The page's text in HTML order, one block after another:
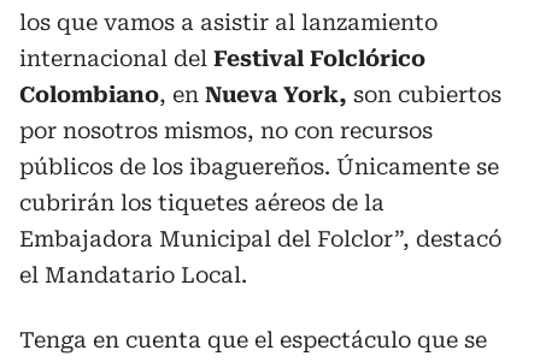
los que vamos a asistir al lanzamiento
internacional del Festival Folclórico
Colombiano, en Nueva York, son cubiertos
por nosotros mismos, no con recursos
públicos de los ibaguereños. Únicamente se
cubrirán los tiquetes aéreos de la
Embajadora Municipal del Folclor”, destacó
el Mandatario Local.
Tenga en cuenta que el espectáculo que se